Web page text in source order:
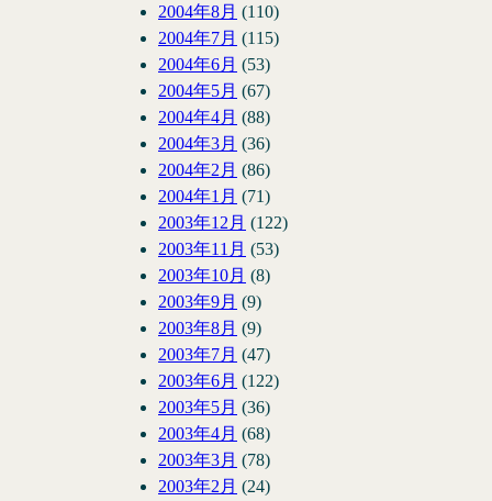
2004年8月 (110)
2004年7月 (115)
2004年6月 (53)
2004年5月 (67)
2004年4月 (88)
2004年3月 (36)
2004年2月 (86)
2004年1月 (71)
2003年12月 (122)
2003年11月 (53)
2003年10月 (8)
2003年9月 (9)
2003年8月 (9)
2003年7月 (47)
2003年6月 (122)
2003年5月 (36)
2003年4月 (68)
2003年3月 (78)
2003年2月 (24)